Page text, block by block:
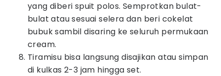
yang diberi spuit polos. Semprotkan bulat-
bulat atau sesuai selera dan beri cokelat
bubuk sambil disaring ke seluruh permukaan
cream.
Tiramisu bisa langsung disajikan atau simpan
di kulkas 2-3 jam hingga set.